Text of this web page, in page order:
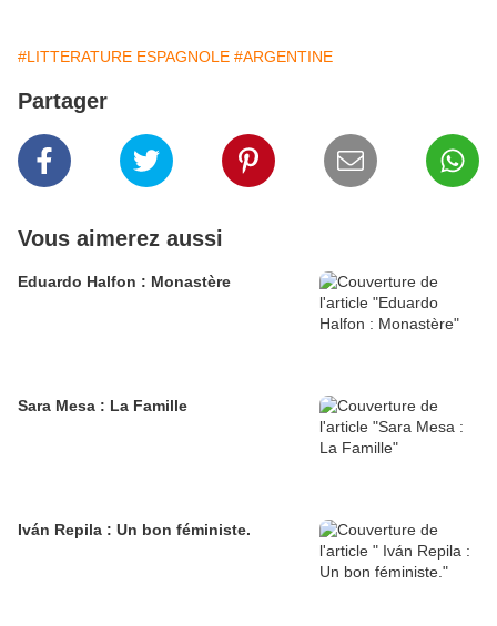
#LITTERATURE ESPAGNOLE #ARGENTINE
Partager
Vous aimerez aussi
Eduardo Halfon : Monastère
Sara Mesa : La Famille
Iván Repila : Un bon féministe.